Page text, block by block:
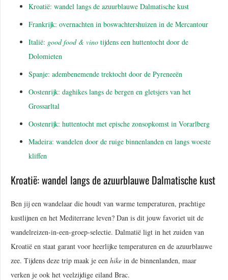
Kroatië: wandel langs de azuurblauwe Dalmatische kust
Frankrijk: overnachten in boswachtershuizen in de Mercantour
Italië: good food & vino tijdens een huttentocht door de
Dolomieten
Spanje: adembenemende trektocht door de Pyreneeën
Oostenrijk: daghikes langs de bergen en gletsjers van het
Grossarltal
Oostenrijk: huttentocht met epische zonsopkomst in Vorarlberg
Madeira: wandelen door de ruige binnenlanden en langs woeste
kliffen
Kroatië: wandel langs de azuurblauwe Dalmatische kust
Ben jij een wandelaar die houdt van warme temperaturen, prachtige
kustlijnen en het Mediterrane leven? Dan is dit jouw favoriet uit de
wandelreizen-in-een-groep-selectie. Dalmatië ligt in het zuiden van
Kroatië en staat garant voor heerlijke temperaturen en de azuurblauwe
zee. Tijdens deze trip maak je een hike in de binnenlanden, maar
verken je ook het veelzijdige eiland Brac.